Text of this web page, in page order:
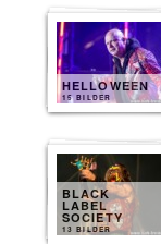
HELLOWEEN
15 BILDER
BLACK
LABEL
SOCIETY
13 BILDER